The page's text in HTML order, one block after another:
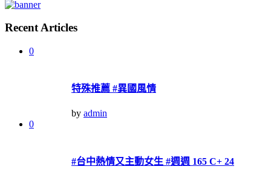
Recent Articles
0
特殊推薦 #異國風情
by admin
0
#台中熱情又主動女生 #週週 165 C+ 24